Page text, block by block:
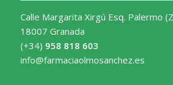
Calle Margarita Xirgú Esq. Palermo
18007 Granada
(+34) 958 818 603
info@farmaciaolmosanchez.es